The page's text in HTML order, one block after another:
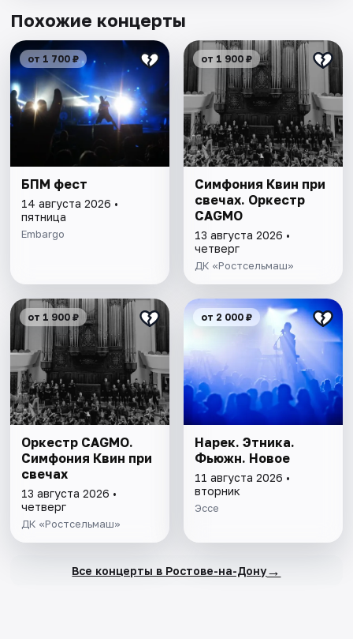
Похожие концерты
от 1 700 ₽
БПМ фест
14 августа 2026 •
пятница
Embargo
от 1 900 ₽
Симфония Квин при
свечах. Оркестр
CAGMO
13 августа 2026 •
четверг
ДК «Ростсельмаш»
от 1 900 ₽
Оркестр CAGMO.
Симфония Квин при
свечах
13 августа 2026 •
четверг
ДК «Ростсельмаш»
от 2 000 ₽
Нарек. Этника.
Фьюжн. Новое
11 августа 2026 •
вторник
Эссе
Все концерты в Ростове-на-Дону→